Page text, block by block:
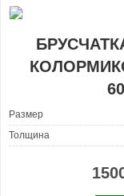
Размер
Толщина